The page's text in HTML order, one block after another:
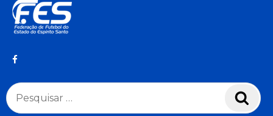
Pesquisar
por: